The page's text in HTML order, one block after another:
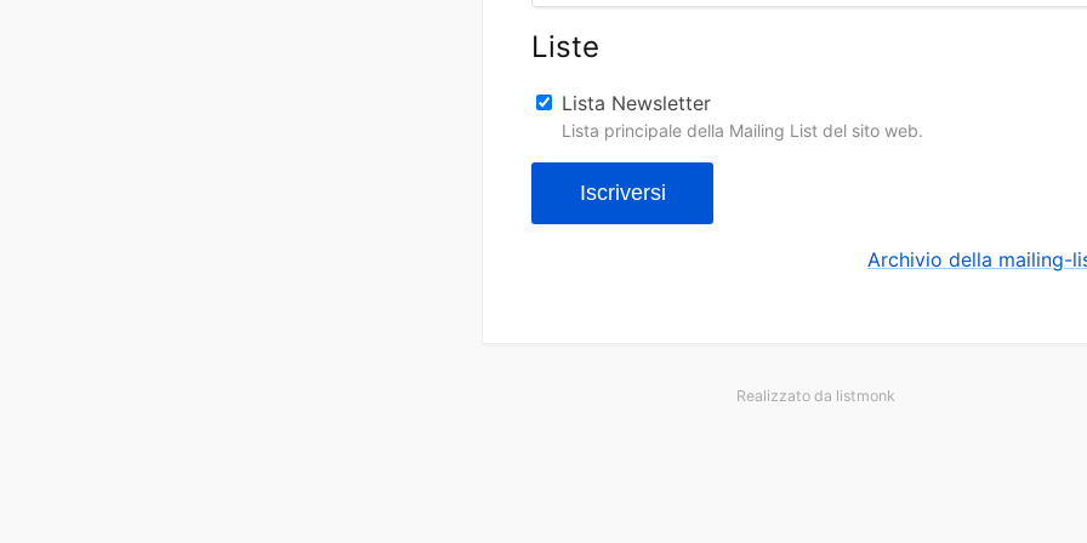
Liste
Lista Newsletter
Lista principale della Mailing List del sito web.
Iscriversi
Archivio della mailing-
Realizzato da listmonk